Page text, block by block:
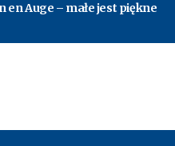
en Auge – małe jest piękne